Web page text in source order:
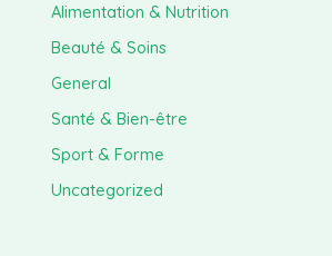
Alimentation & Nutrition
Beauté & Soins
General
Santé & Bien-être
Sport & Forme
Uncategorized